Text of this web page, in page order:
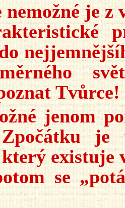
nemožné je
jenom
existuje
se